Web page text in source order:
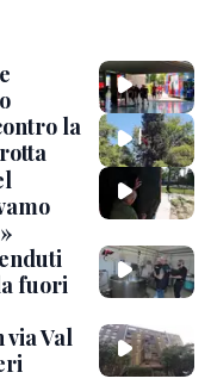
la
fuori
Val